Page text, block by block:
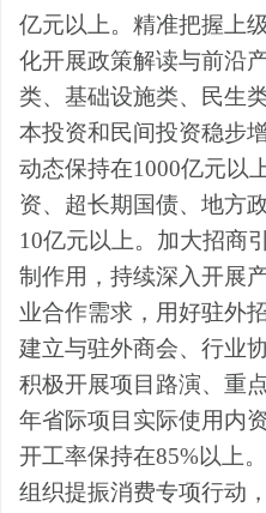
亿元以上。精准把握上
化开展政策解读与前沿
类、基础设施类、民生
本投资和民间投资稳步
动态保持在1000亿元以
资、 超长期 国债、地方
10亿元以上。加大招商
制作用，持续深入开展
业合作需求， 用好驻外
建立与驻外商会、行业
积极开展项目路演、重
年省际项目实际使用内
开工率保持在85%以上
组织提振消费专项行动 ，